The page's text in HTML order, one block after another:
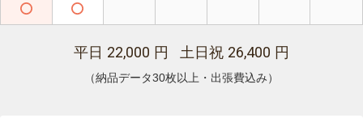
平日 22,000 円 土日祝 26,400 円
（納品データ30枚以上・出張費込み）